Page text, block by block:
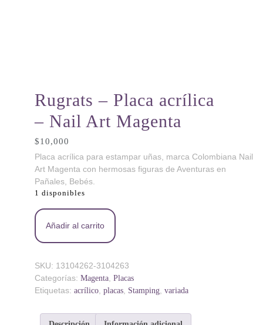
Rugrats – Placa acrílica
– Nail Art Magenta
$10,000
Placa acrílica para estampar uñas, marca Colombiana Nail
Art Magenta con hermosas figuras de Aventuras en
Pañales, Bebés.
1 disponibles
Rugrats - Placa acrílica - Nail Art Magenta cantidad
Añadir al carrito
SKU: 13104262-3104263
Categorías: Magenta, Placas
Etiquetas: acrílico, placas, Stamping, variada